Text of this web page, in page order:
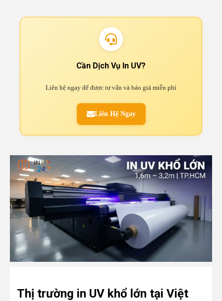
Cần Dịch Vụ In UV?
Liên hệ ngay để được tư vấn và báo giá miễn phí
Liên Hệ Ngay
Thị trường in UV khổ lớn tại Việt